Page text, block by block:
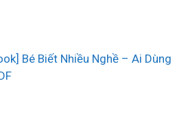
Bé Biết Nhiều Nghề – Ai Dùng